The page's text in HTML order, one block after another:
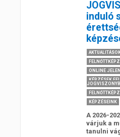
induló
ONLINE
KÉPZÉSEK
KÉPZÉSEINK
A 2026-
várjuk a
tanulni